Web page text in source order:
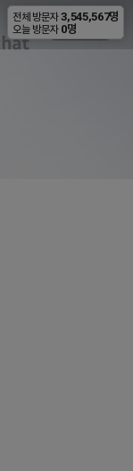
비공개
전체 방문자 3,545,567명
오늘 방문자 0명